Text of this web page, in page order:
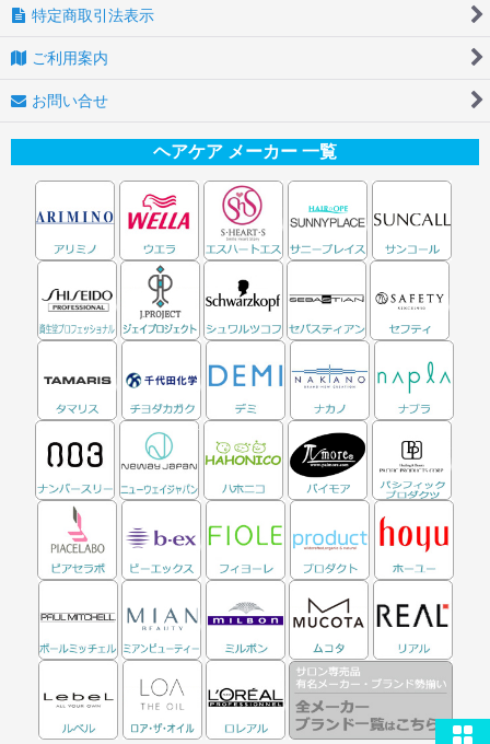
特定商取引法表示
ご利用案内
お問い合せ
ヘアケア メーカー 一覧